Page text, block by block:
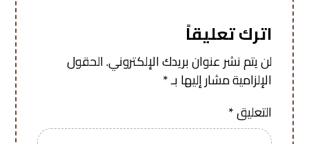
اترك تعليقاً
لن يتم نشر عنوان بريدك الإلكتروني.الحقول
الإلزامية مشار إليها بـ*
التعليق*